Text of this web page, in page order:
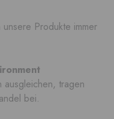
Produkte immer
ausgleichen, tragen
bei.